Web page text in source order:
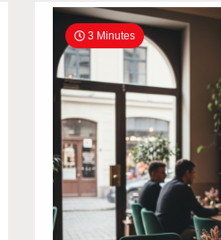
3 Minutes